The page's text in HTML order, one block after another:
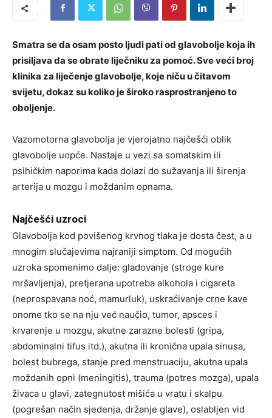
Smatra se da osam posto ljudi pati od glavobolje koja ih
prisiljava da se obrate liječniku za pomoć. Sve veći broj
klinika za liječenje glavobolje, koje niču u čitavom
svijetu, dokaz su koliko je široko rasprostranjeno to
oboljenje.
Vazomotorna glavobolja je vjerojatno najčešći oblik
glavobolje uopće. Nastaje u vezi sa somatskim ili
psihičkim naporima kada dolazi do sužavanja ili širenja
arterija u mozgu i moždanim opnama.
Najčešći uzroci
Glavobolja kod povišenog krvnog tlaka je dosta čest, a u
mnogim slučajevima najraniji simptom. Od mogućih
uzroka spomenimo dalje: gladovanje (stroge kure
mršavljenja), pretjerana upotreba alkohola i cigareta
(neprospavana noć, mamurluk), uskraćivanje crne kave
onome tko se na nju već naučio, tumor, apsces i
krvarenje u mozgu, akutne zarazne bolesti (gripa,
abdominalni tifus itd.), akutna ili kronična upala sinusa,
bolest bubrega, stanje pred menstruaciju, akutna upala
moždanih opni (meningitis), trauma (potres mozga), upala
živaca u glavi, zategnutost mišića u vratu i skalpu
(pogrešan način sjedenja, držanje glave), oslabljen vid